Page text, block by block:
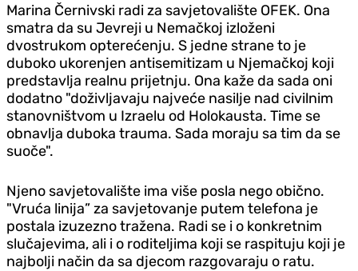
Marina Černivski radi za savjetovalište OFEK. Ona
smatra da su Jevreji u Nemačkoj izloženi
dvostrukom opterećenju. S jedne strane to je
duboko ukorenjen antisemitizam u Njemačkoj koji
predstavlja realnu prijetnju. Ona kaže da sada oni
dodatno "doživljavaju najveće nasilje nad civilnim
stanovništvom u Izraelu od Holokausta. Time se
obnavlja duboka trauma. Sada moraju sa tim da se
suoče".
Njeno savjetovalište ima više posla nego obično.
"Vruća linija” za savjetovanje putem telefona je
postala izuzezno tražena. Radi se i o konkretnim
slučajevima, ali i o roditeljima koji se raspituju koji je
najbolji način da sa djecom razgovaraju o ratu.